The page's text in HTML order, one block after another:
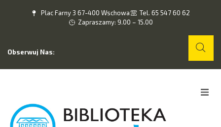
Plac Farny 3 67-400 Wschowa
Tel. 65 547 60 62
Zapraszamy: 9.00 – 15.00
Obserwuj Nas: